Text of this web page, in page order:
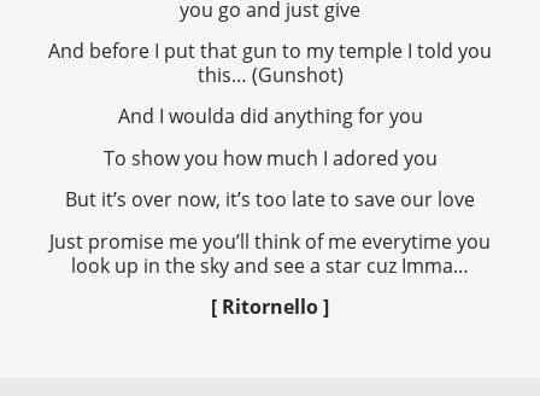
you go and just give
And before I put that gun to my temple I told you
this… (Gunshot)
And I woulda did anything for you
To show you how much I adored you
But it’s over now, it’s too late to save our love
Just promise me you’ll think of me everytime you
look up in the sky and see a star cuz Imma…
[ Ritornello ]